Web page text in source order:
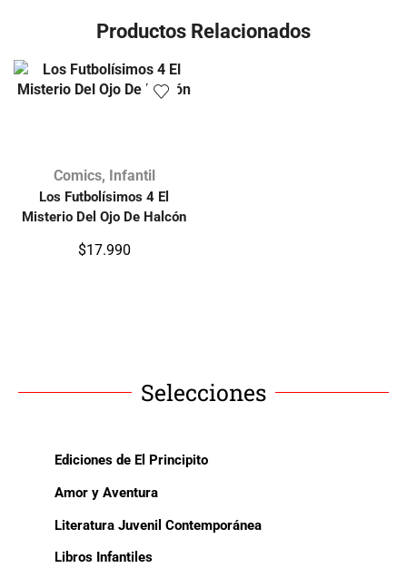
Productos Relacionados
Comics, Infantil
Los Futbolísimos 4 El
Misterio Del Ojo De Halcón
$17.990
Selecciones
Ediciones de El Principito
Amor y Aventura
Literatura Juvenil Contemporánea
Libros Infantiles